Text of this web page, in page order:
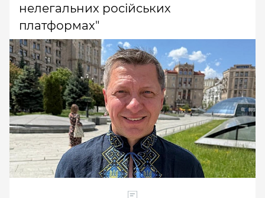
нелегальних російських
платформах"